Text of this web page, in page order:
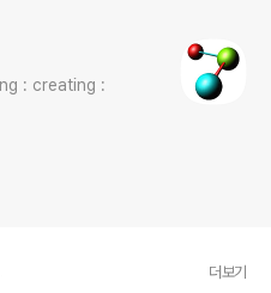
더보기